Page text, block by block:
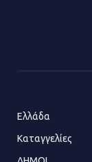
Ελλάδα
Καταγγελίες